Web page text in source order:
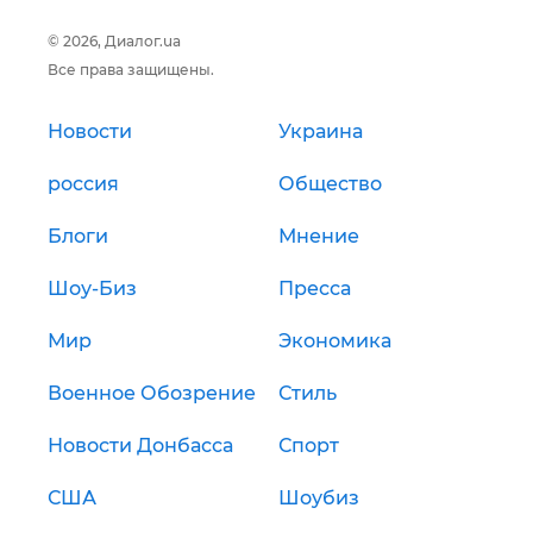
© 2026, Диалог.ua
Все права защищены.
Новости Украина
россия Общество
Блоги Мнение
Шоу-Биз Пресса
Мир Экономика
Военное Обозрение Стиль
Новости Донбасса Спорт
США Шоубиз